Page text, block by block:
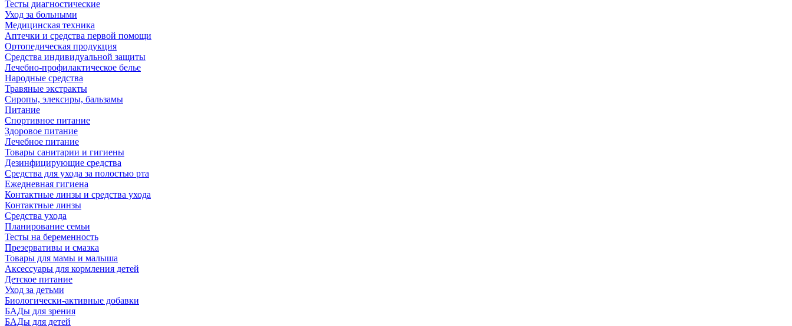
Тесты диагностические
Уход за больными
Медицинская техника
Аптечки и средства первой помощи
Ортопедическая продукция
Средства индивидуальной защиты
Лечебно-профилактическое белье
Народные средства
Травяные экстракты
Сиропы, элексиры, бальзамы
Питание
Спортивное питание
Здоровое питание
Лечебное питание
Товары санитарии и гигиены
Дезинфицирующие средства
Средства для ухода за полостью рта
Ежедневная гигиена
Контактные линзы и средства ухода
Контактные линзы
Средства ухода
Планирование семьи
Тесты на беременность
Презервативы и смазка
Товары для мамы и малыша
Аксессуары для кормления детей
Детское питание
Уход за детьми
Биологически-активные добавки
БАДы для зрения
БАДы для детей